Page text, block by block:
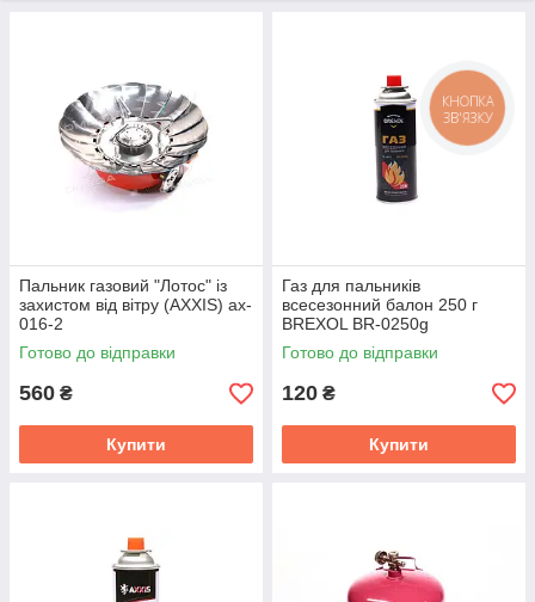
Пальник газовий "Лотос" із
захистом від вітру (AXXIS) ax-
016-2
Готово до відправки
560 ₴
Купити
Газ для пальників
всесезонний балон 250 г
BREXOL BR-0250g
Готово до відправки
120 ₴
Купити
КНОПКА
ЗВ'ЯЗКУ